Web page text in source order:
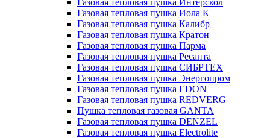
Газовая тепловая пушка Интерскол
Газовая тепловая пушка Иола К
Газовая тепловая пушка Калибр
Газовая тепловая пушка Кратон
Газовая тепловая пушка Парма
Газовая тепловая пушка Ресанта
Газовая тепловая пушка СИБРТЕХ
Газовая тепловая пушка Энергопром
Газовая тепловая пушка EDON
Газовая тепловая пушка REDVERG
Пушка тепловая газовая GANTA
Газовая тепловая пушка DENZEL
Газовая тепловая пушка Electrolite